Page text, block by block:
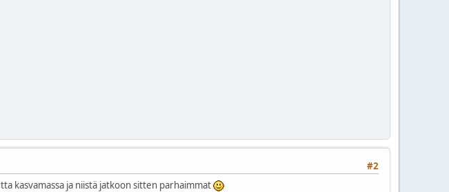
#2
kasvamassa ja niistä jatkoon sitten parhaimmat